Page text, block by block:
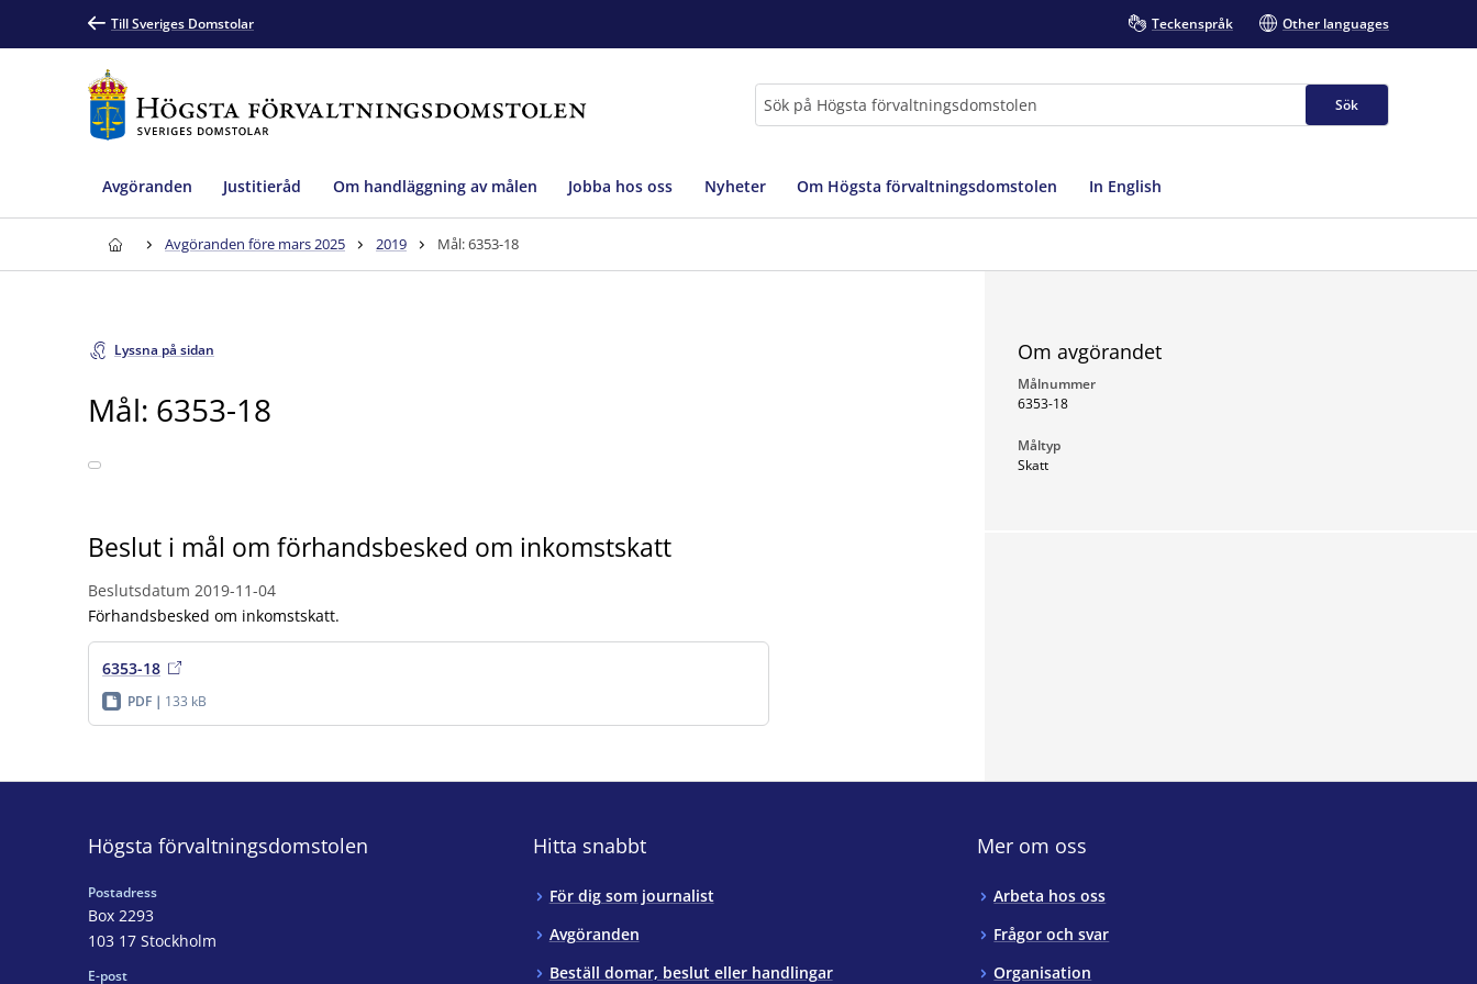
Till Sveriges Domstolar Teckenspråk Other languages
Sök
Avgöranden Justitieråd Om handläggning av målen Jobba hos oss Nyheter Om Högsta förvaltningsdomstolen In English
Avgöranden före mars 2025 2019 Mål: 6353-18
Lyssna på sidan
Mål: 6353-18
Beslut i mål om förhandsbesked om inkomstskatt
Beslutsdatum 2019-11-04
Förhandsbesked om inkomstskatt.
6353-18
PDF 133 kB
Om avgörandet
Målnummer
6353-18
Måltyp
Skatt
Högsta förvaltningsdomstolen
Postadress
Box 2293
103 17 Stockholm
E-post
Hitta snabbt
För dig som journalist
Avgöranden
Beställ domar, beslut eller handlingar
Mer om oss
Arbeta hos oss
Frågor och svar
Organisation